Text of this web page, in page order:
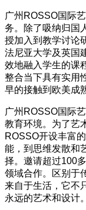
广州ROSSO国际
务。除了吸纳归国
授加入到教学讨论
法尼亚大学及英国
效地融入学生的课
整合当下具有实用
早的接触到欧美成
广州ROSSO国际
教育环境。为了艺
ROSSO开设丰富
能，到思维发散和
择。邀请超过100
领域合作。区别于
来自于生活，它不
永远的艺术和设计。